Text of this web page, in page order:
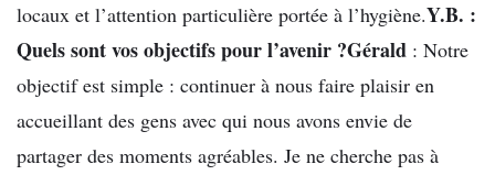
locaux et l’attention particulière portée à l’hygiène.Y.B. :
Quels sont vos objectifs pour l’avenir ?Gérald : Notre
objectif est simple : continuer à nous faire plaisir en
accueillant des gens avec qui nous avons envie de
partager des moments agréables. Je ne cherche pas à